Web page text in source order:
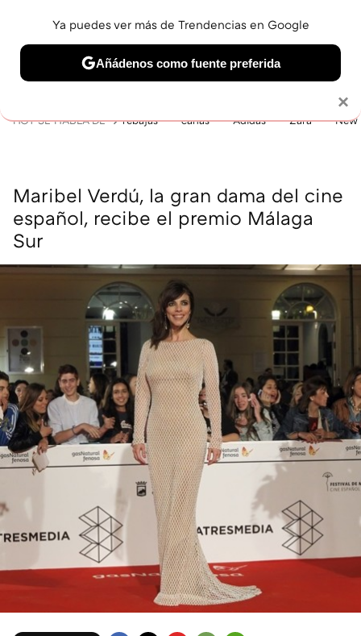
BELLEZA SHOPPING VIAJES GASTRO SNEAKERS
HOY SE HABLA DE rebajas canas Adidas Zara New
Maribel Verdú, la gran dama del cine
español, recibe el premio Málaga
Sur
×
Ya puedes ver más de Trendencias en Google
Añádenos como fuente preferida